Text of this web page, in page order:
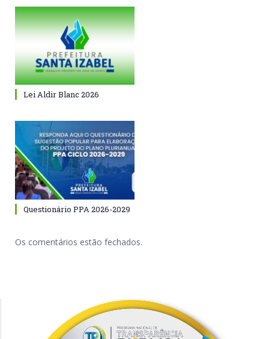
Lei Aldir Blanc 2026
Questionário PPA 2026-2029
Os comentários estão fechados.